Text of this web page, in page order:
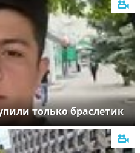
только браслетик